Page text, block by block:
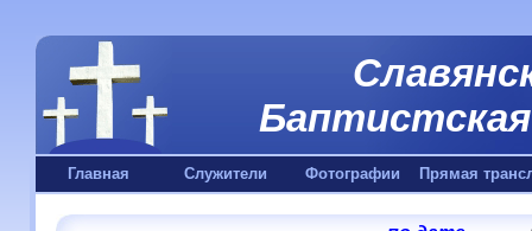
Главная Служители Фотографии Прямая